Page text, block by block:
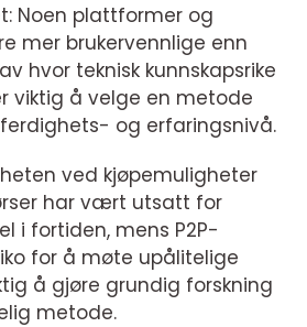
Noen plattformer og
mer brukervennlige enn
hvor teknisk kunnskapsrike
viktig å velge en metode
og erfaringsnivå.
ved kjøpemuligheter
har vært utsatt for
i fortiden, mens P2P-
for å møte upålitelige
å gjøre grundig forskning
metode.